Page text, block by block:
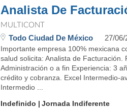
Analista De
MULTICONT
Todo Ciudad De México 27/06/
Importante empresa 100% mexicana
salud solicita: Analista de
Administración o a fin Experiencia: 3
crédito y cobranza. Excel Intermedio-
Intermedio ...
Indefinido
Jornada Indiferente